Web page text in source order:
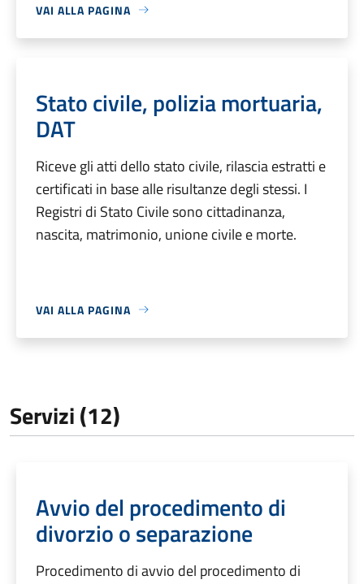
VAI ALLA PAGINA
Stato civile, polizia mortuaria,
DAT
Riceve gli atti dello stato civile, rilascia estratti e
certificati in base alle risultanze degli stessi. I
Registri di Stato Civile sono cittadinanza,
nascita, matrimonio, unione civile e morte.
VAI ALLA PAGINA
Servizi (12)
Avvio del procedimento di
divorzio o separazione
Procedimento di avvio del procedimento di